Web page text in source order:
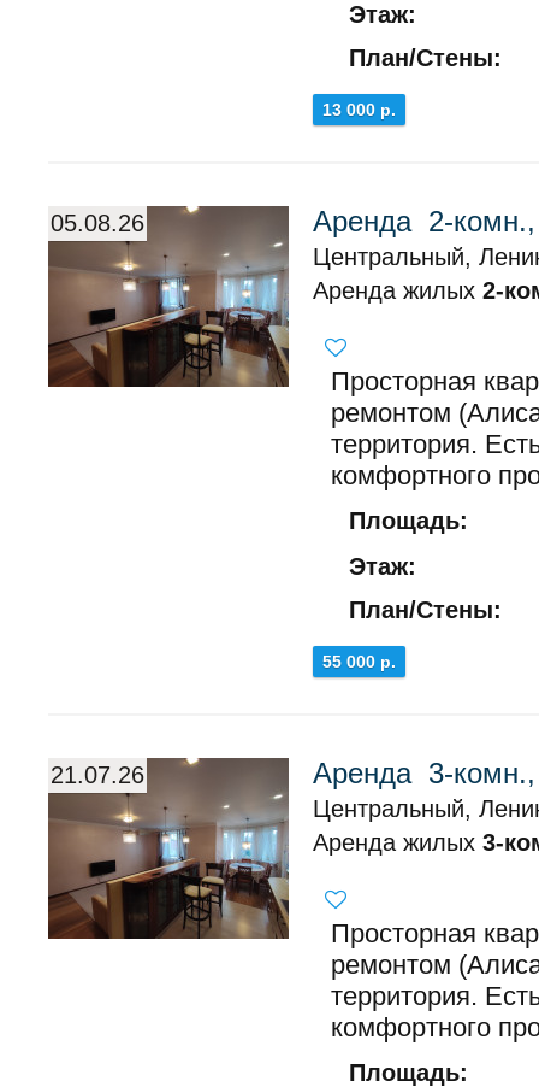
Этаж:
План/Стены:
13 000 р.
05.08.26 Аренда 2-
Центральный,
Аренда жилых 2-
Просторная
ремонтом
территория.
комфортного
Площадь:
Этаж:
План/Стены:
55 000 р.
21.07.26 Аренда 3-
Центральный,
Аренда жилых 3-
Просторная
ремонтом
территория.
комфортного
Площадь: